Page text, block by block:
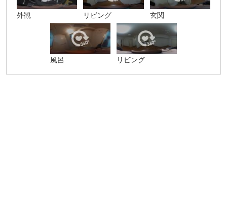
外観 リビング 玄関
風呂 リビング